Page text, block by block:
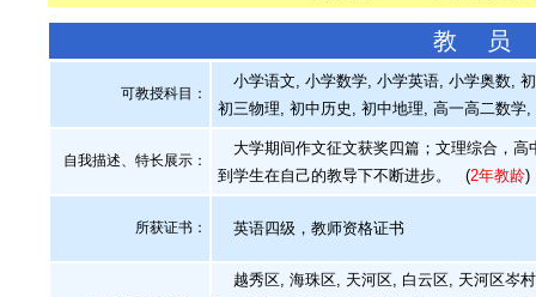
教 员
可教授科目：
小学语文, 小学数学, 小学英语, 小学奥数,
初三物理, 初中历史, 初中地理, 高一高二数学
自我描述、特长展示 ：
大学期间作文征文获奖四篇；文理综合，高
到学生在自己的教导下不断进步。
(2年教龄)
所获证书 ： 英语四级，教师资格证书
越秀区, 海珠区, 天河区, 白云区, 天河区岑